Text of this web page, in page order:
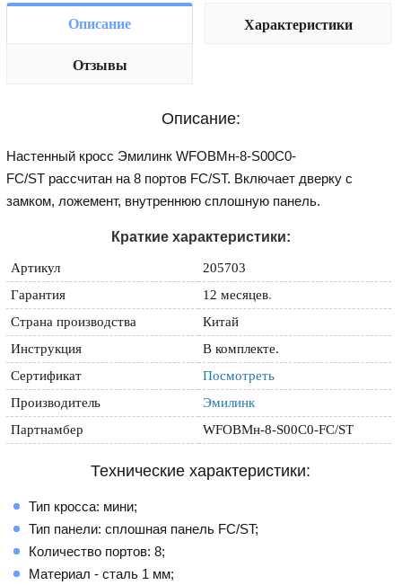
Описание Характеристики
Отзывы
Описание:
Настенный кросс Эмилинк WFOBMн-8-S00C0-
FC/ST рассчитан на 8 портов FC/ST. Включает дверку с
замком, ложемент, внутреннюю сплошную панель.
Краткие характеристики:
Артикул
205703
Гарантия
12 месяцев.
Страна производства
Китай
Инструкция
В комплекте.
Сертификат
Посмотреть
Производитель
Эмилинк
Партнамбер
WFOBMн-8-S00C0-FC/ST
Технические характеристики:
Тип кросса: мини;
Тип панели: сплошная панель FC/ST;
Количество портов: 8;
Материал - сталь 1 мм;